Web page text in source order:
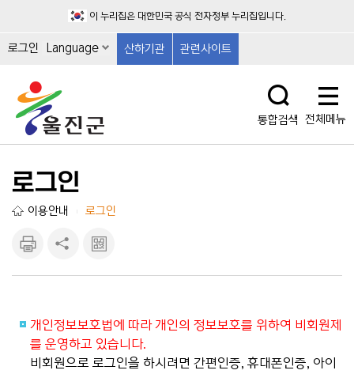
이 누리집은 대한민국 공식 전자정부 누리집입니다.
로그인 Language 산하기관 관련사이트
통합검색 전체메뉴
로그인
이용안내 로그인
기
기
크 보
개인정보보호법에 따라 개인의 정보보호를 위하여 비회원제
를 운영하고 있습니다.
비회원으로 로그인을 하시려면 간편인증, 휴대폰인증, 아이